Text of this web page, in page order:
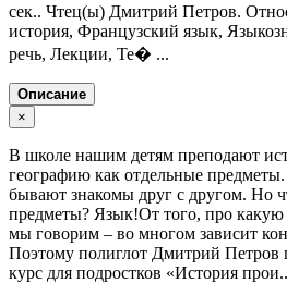
сек.. Чтец(ы) Дмитрий Петров.
история, Французский язык,
речь, Лекции, Те� ...
Описание
×
В школе нашим детям преподают
географию как отдельные
бывают знакомы друг с другом. Но
предметы? Язык!От того, про какую
мы говорим – во многом зависит
Поэтому полиглот Дмитрий Петров
курс для подростков «История